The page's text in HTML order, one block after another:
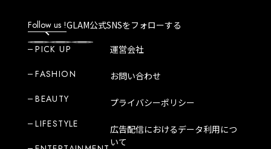
Follow us !GLAM公式SNSをフォローする
PICK UP
FASHION
BEAUTY
LIFESTYLE
運営会社
お問い合わせ
プライバシーポリシー
広告配信におけるデータ利用につ
いて